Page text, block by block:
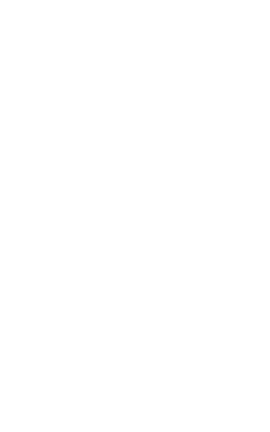
aviso continuado en
-